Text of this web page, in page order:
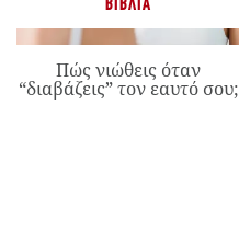
ΒΙΒΛΊΑ
Πώς νιώθεις όταν
“διαβάζεις” τον εαυτό σου;